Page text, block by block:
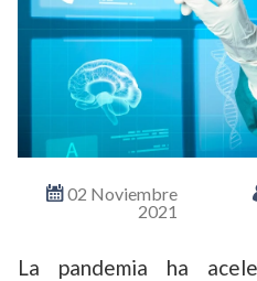
02 Noviembre
2021
La pandemia ha